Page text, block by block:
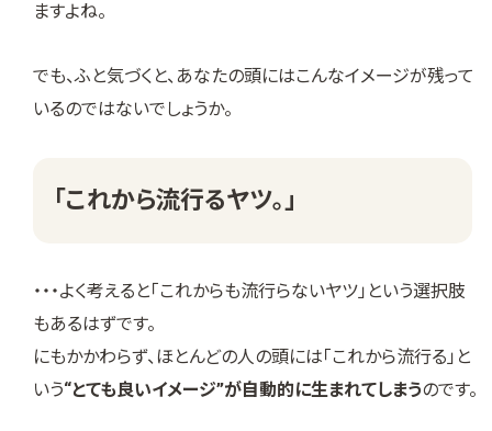
ますよね。
でも、ふと気づくと、あなたの頭にはこんなイメージが残って
いるのではないでしょうか。
「これから流行るヤツ。」
・・・よく考えると「これからも流行らないヤツ」という選択肢
もあるはずです。
にもかかわらず、ほとんどの人の頭には「これから流行る」と
いう“とても良いイメージ”が自動的に生まれてしまうのです。